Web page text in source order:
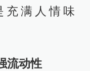
充满人情味
流动性